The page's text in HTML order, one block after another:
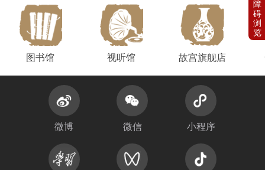
图书馆 视听馆 故宫旗舰店
微博 微信 小程序